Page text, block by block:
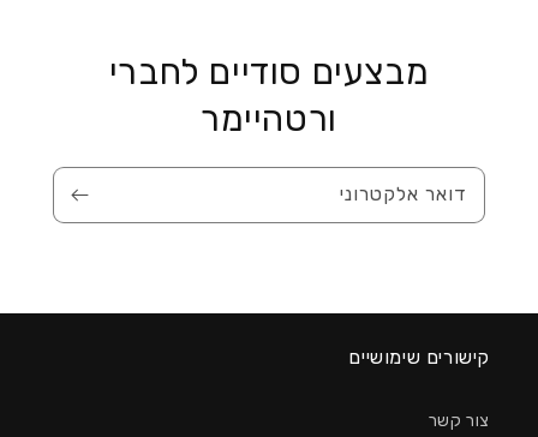
מבצעים סודיים לחברי
ורטהיימר
דואר אלקטרוני
קישורים שימושיים
צור קשר